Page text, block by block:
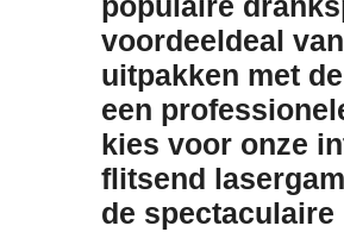
voordeeldeal
uitpakken met
een
kies voor onze
flitsend
de spectaculaire